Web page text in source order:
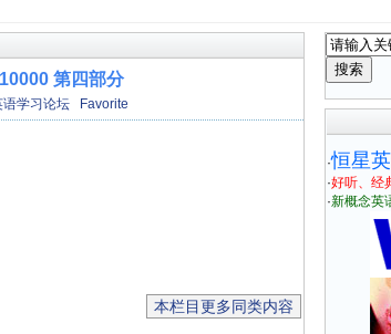
第四部分
语学习论坛 Favorite
本栏目更多同类内容
·恒星
·好听、经
·新概念英